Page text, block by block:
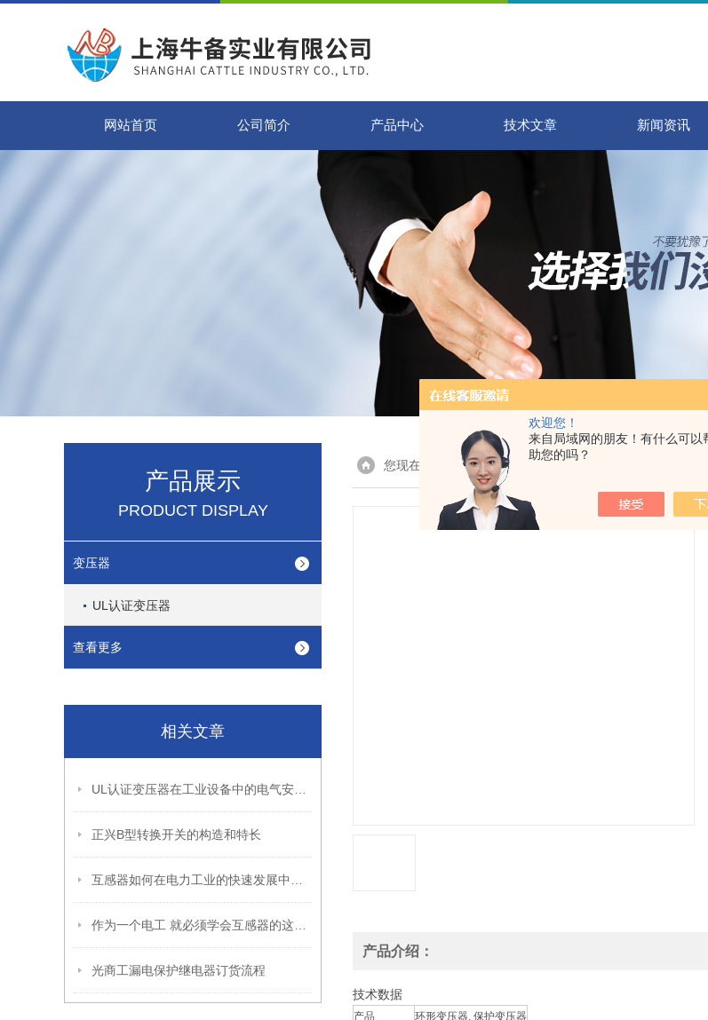
欢迎您！
来自局域网的朋友！有什么可以
助您的吗？
网站首页 公司简介 产品中心 技术文章 新闻资讯
产品展示
PRODUCT DISPLAY
变压器
UL认证变压器
查看更多
相关文章
正兴B型转换开关的构造和特长
光商工漏电保护继电器订货流程
您现在的位置：首页> 产品展示 > > > RTE 15/
产品介绍：
技术数据
产品
环形变压器, 保护变压器